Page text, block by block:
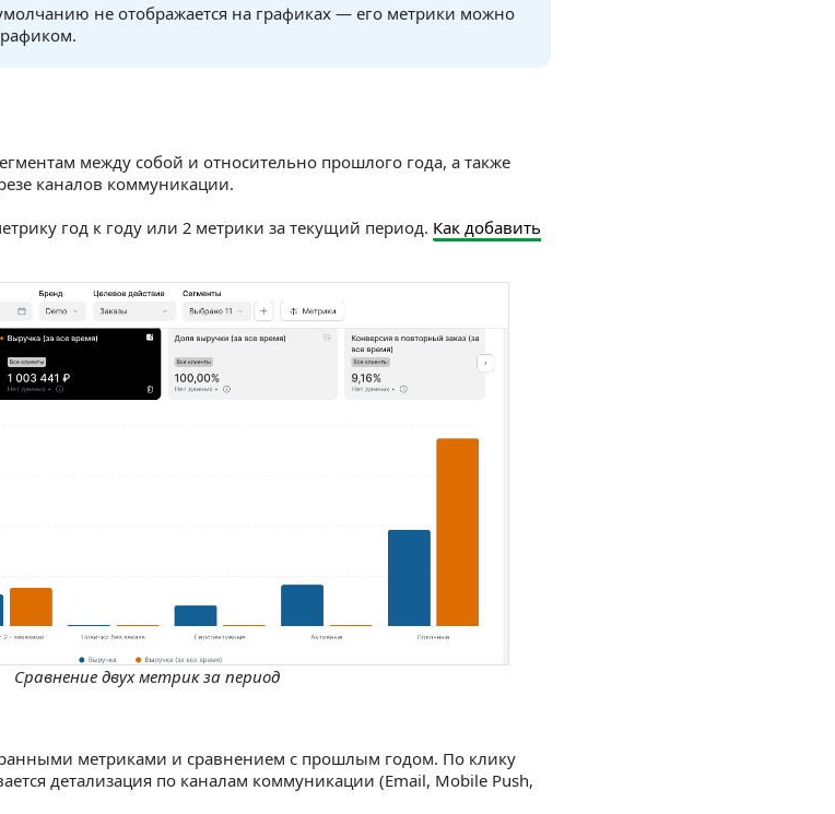
не отображается на графиках — его метрики можно
между собой и относительно прошлого года, а также
каналов коммуникации.
год к году или 2 метрики за текущий период. Как добавить
Сравнение двух метрик за период
метриками и сравнением с прошлым годом. По клику
детализация по каналам коммуникации (Email, Mobile Push,